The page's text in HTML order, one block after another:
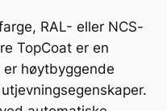
RAL- eller NCS-
TopCoat er en
høytbyggende